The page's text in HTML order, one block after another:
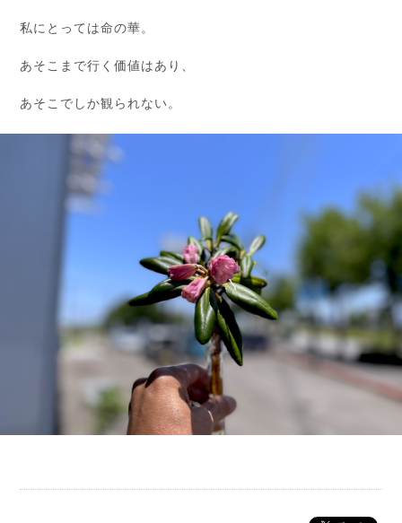
私にとっては命の華。
あそこまで行く価値はあり、
あそこでしか観られない。